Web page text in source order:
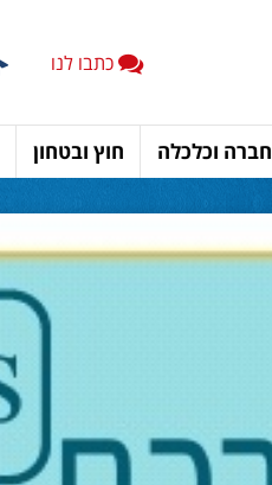
כתבו לנו
חברה וכלכלה חוץ ובטחון